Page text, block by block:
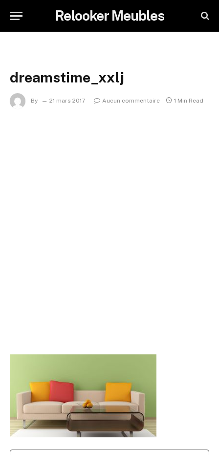
Relooker Meubles
dreamstime_xxlj
By 21 mars 2017 Aucun commentaire 1 Min Read